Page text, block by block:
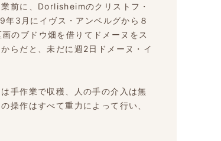
前に、Dorlisheimのクリストフ・
3月にイヴス・アンベルグから８
のブドウ畑を借りてドメーヌをス
らだと、未だに週2日ドメーヌ・イ
手作業で収穫、人の手の介入は無
操作はすべて重力によって行い、